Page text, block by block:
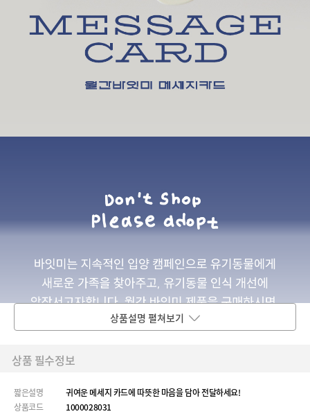
상품설명 펼쳐보기
상품 필수정보
짧은설명
귀여운 메세지 카드에 따뜻한 마음을 담아 전달하세요!
상품코드
1000028031